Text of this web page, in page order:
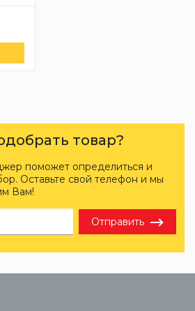
товар?
поможет определиться и
Оставьте свой телефон и мы
Вам!
Отправить